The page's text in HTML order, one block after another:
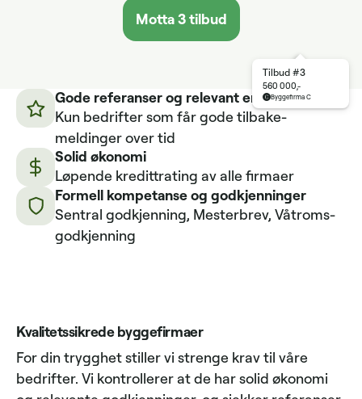
Motta 3 tilbud
Tilbud #3
560 000,-
Byggefirma C
Gode referanser og relevant erfaring
Kun bedrifter som får gode tilbake­
meldinger over tid
Solid økonomi
Løpende kredittrating av alle firmaer
Formell kompetanse og godkjenninger
Sentral godkjenning, Mesterbrev, Våtroms­
godkjenning
Kvalitetssikrede byggefirmaer
For din trygghet stiller vi strenge krav til våre
bedrifter. Vi kontrollerer at de har solid økonomi